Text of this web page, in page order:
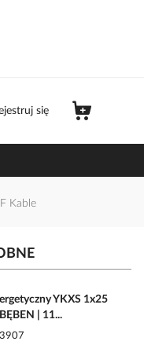
się
Kable
YKXS 1x25
| 11...